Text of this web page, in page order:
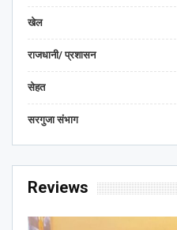
खेल
राजधानी/ प्रशासन
सेहत
सरगुजा संभाग
Reviews